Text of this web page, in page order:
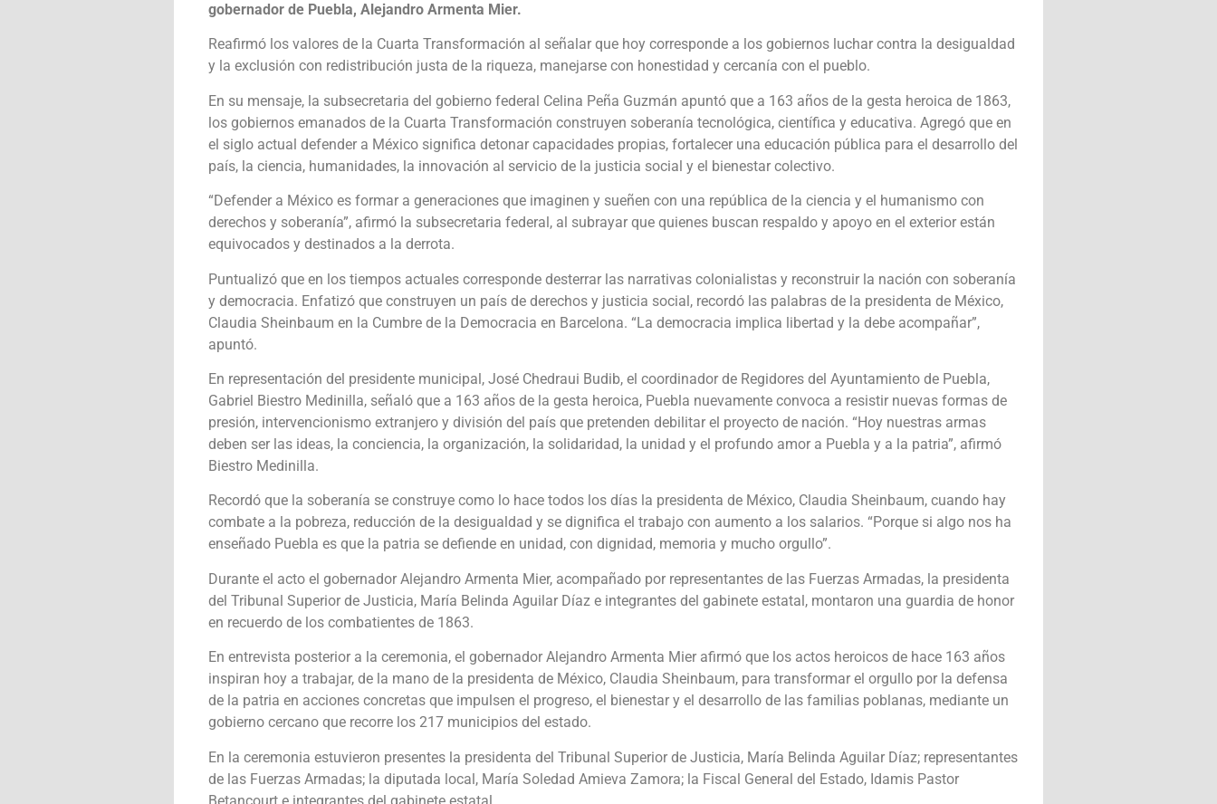
gobernador de Puebla, Alejandro Armenta Mier.
Reafirmó los valores de la Cuarta Transformación al señalar que hoy corresponde a los gobiernos luchar contra la desigualdad
y la exclusión con redistribución justa de la riqueza, manejarse con honestidad y cercanía con el pueblo.
En su mensaje, la subsecretaria del gobierno federal Celina Peña Guzmán apuntó que a 163 años de la gesta heroica de 1863,
los gobiernos emanados de la Cuarta Transformación construyen soberanía tecnológica, científica y educativa. Agregó que en
el siglo actual defender a México significa detonar capacidades propias, fortalecer una educación pública para el desarrollo del
país, la ciencia, humanidades, la innovación al servicio de la justicia social y el bienestar colectivo.
“Defender a México es formar a generaciones que imaginen y sueñen con una república de la ciencia y el humanismo con
derechos y soberanía”, afirmó la subsecretaria federal, al subrayar que quienes buscan respaldo y apoyo en el exterior están
equivocados y destinados a la derrota.
Puntualizó que en los tiempos actuales corresponde desterrar las narrativas colonialistas y reconstruir la nación con soberanía
y democracia. Enfatizó que construyen un país de derechos y justicia social, recordó las palabras de la presidenta de México,
Claudia Sheinbaum en la Cumbre de la Democracia en Barcelona. “La democracia implica libertad y la debe acompañar”,
apuntó.
En representación del presidente municipal, José Chedraui Budib, el coordinador de Regidores del Ayuntamiento de Puebla,
Gabriel Biestro Medinilla, señaló que a 163 años de la gesta heroica, Puebla nuevamente convoca a resistir nuevas formas de
presión, intervencionismo extranjero y división del país que pretenden debilitar el proyecto de nación. “Hoy nuestras armas
deben ser las ideas, la conciencia, la organización, la solidaridad, la unidad y el profundo amor a Puebla y a la patria”, afirmó
Biestro Medinilla.
Recordó que la soberanía se construye como lo hace todos los días la presidenta de México, Claudia Sheinbaum, cuando hay
combate a la pobreza, reducción de la desigualdad y se dignifica el trabajo con aumento a los salarios. “Porque si algo nos ha
enseñado Puebla es que la patria se defiende en unidad, con dignidad, memoria y mucho orgullo”.
Durante el acto el gobernador Alejandro Armenta Mier, acompañado por representantes de las Fuerzas Armadas, la presidenta
del Tribunal Superior de Justicia, María Belinda Aguilar Díaz e integrantes del gabinete estatal, montaron una guardia de honor
en recuerdo de los combatientes de 1863.
En entrevista posterior a la ceremonia, el gobernador Alejandro Armenta Mier afirmó que los actos heroicos de hace 163 años
inspiran hoy a trabajar, de la mano de la presidenta de México, Claudia Sheinbaum, para transformar el orgullo por la defensa
de la patria en acciones concretas que impulsen el progreso, el bienestar y el desarrollo de las familias poblanas, mediante un
gobierno cercano que recorre los 217 municipios del estado.
En la ceremonia estuvieron presentes la presidenta del Tribunal Superior de Justicia, María Belinda Aguilar Díaz; representantes
de las Fuerzas Armadas; la diputada local, María Soledad Amieva Zamora; la Fiscal General del Estado, Idamis Pastor
Betancourt e integrantes del gabinete estatal.